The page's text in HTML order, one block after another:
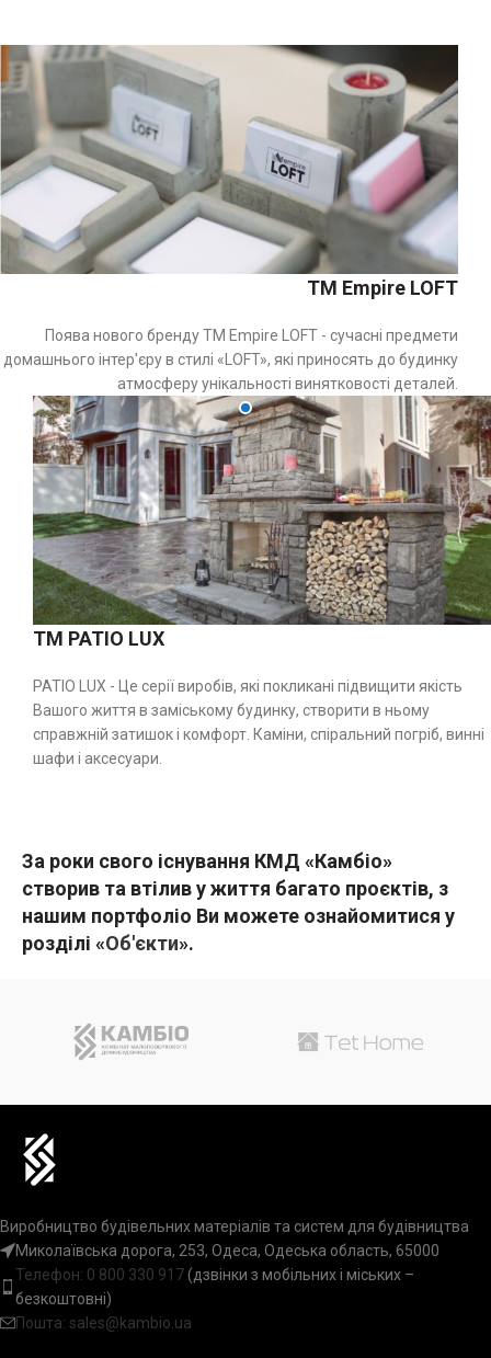
TM Empire LOFT
Поява нового бренду TM Empire LOFT - сучасні предмети
домашнього інтер'єру в стилі «LOFT», які приносять до будинку
атмосферу унікальності винятковості деталей.
TM PATIO LUX
PATIO LUX - Це серії виробів, які покликані підвищити якість
Вашого життя в заміському будинку, створити в ньому
справжній затишок і комфорт. Каміни, спіральний погріб, винні
шафи і аксесуари.
За роки свого існування КМД «Камбіо»
створив та втілив у життя багато проєктів, з
нашим портфоліо Ви можете ознайомитися у
розділі «Об'єкти».
Виробництво будівельних матеріалів та систем для будівництва
Миколаївська дорога, 253, Одеса, Одеська область, 65000
Телефон: 0 800 330 917(дзвінки з мобільних і міських –
безкоштовні)
Пошта: sales@kambio.ua